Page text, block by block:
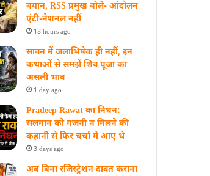
बयान, RSS प्रमुख बोले- आंदोलन
एंटी-नेशनल नहीं
18 hours ago
सावन में जलाभिषेक ही नहीं, इन
कथाओं से समझें शिव पूजा का
असली भाव
1 day ago
Pradeep Rawat का निधन:
सलमान को गजनी न मिलने की
कहानी से फिर चर्चा में आए थे
3 days ago
अब बिना रजिस्ट्रेशन दावत कराना